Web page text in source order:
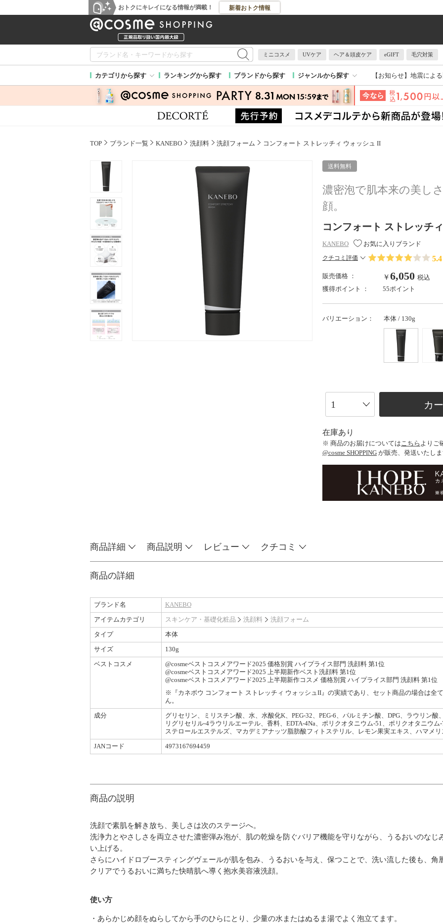
おトクにキレイになる情報が満載！ 新着おトク情報
ミニコスメ UVケア ヘア＆頭皮ケア eGIFT 毛穴対策
カテゴリから探す ランキングから探す ブランドから探す ジャンルから探す 【お知らせ】 地震によ
TOP ブランド一覧 KANEBO 洗顔料 洗顔フォーム コンフォート ストレッチィ ウォッシュ II
送料無料
濃密泡で肌本来の美し
顔。
コンフォート ストレッチ
KANEBO お気に入りブランド
クチコミ評価 5.4
販売価格 ： ￥6,050 税込
獲得ポイント ：
55ポイント
バリエーション： 本体 / 130g
カ
在庫あり
※ 商品のお届けについては こちら よりご
@cosme SHOPPING が販売、発送いたし
商品詳細 商品説明 レビュー クチコミ
商品の詳細
ブランド名
KANEBO
アイテムカテゴリ
スキンケア・基礎化粧品 洗顔料
洗顔フォーム
タイプ
本体
サイズ
130g
ベストコスメ
@cosmeベストコスメアワード2025 価格別賞 ハイプライス部門 洗顔料 第1位
@cosmeベストコスメアワード2025 上半期新作ベスト洗顔料 第1位
@cosmeベストコスメアワード2025 上半期新作コスメ 価格別賞 ハイプライス部門 洗顔料 第1位
※『カネボウ コンフォート ストレッチィ ウォッシュII』の実績であり、セット商品の場合は全
ん。
成分
グリセリン、ミリスチン酸、水、水酸化K、PEG-32、PEG-6、パルミチン酸、DPG、ラウリン酸
リグリセリル-4ラウリルエーテル、香料、EDTA-4Na、ポリクオタニウム-51、ポリクオタニウム
ステロールエステルズ、マカデミアナッツ脂肪酸フィトステリル、レモン果実エキス、ハマメ
JANコード
4973167694459
商品の説明
洗顔で素肌を解き放ち、美しさは次のステージへ。
洗浄力とやさしさを両立させた濃密弾み泡が、肌の乾燥を防ぐバリア機能を守りながら、うるおいのなじ
い上げる。
さらにハイドロブースティングヴェールが肌を包み、うるおいを与え、保つことで、洗い流した後も、
クリアでうるおいに満ちた快晴肌へ導く抱水美容液洗顔。
使い方
・あらかじめ顔をぬらしてから手のひらにとり、少量の水またはぬるま湯でよく泡立てます。